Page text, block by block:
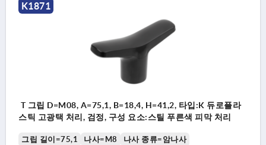
K1871
T 그립 D=M08, A=75,1, B=18,4, H=41,2, 타입:K 듀로플라
스틱 고광택 처리, 검정, 구성 요소:스틸 푸른색 피막 처리
그립 길이=75,1 나사=M8
나사 종류=암나사